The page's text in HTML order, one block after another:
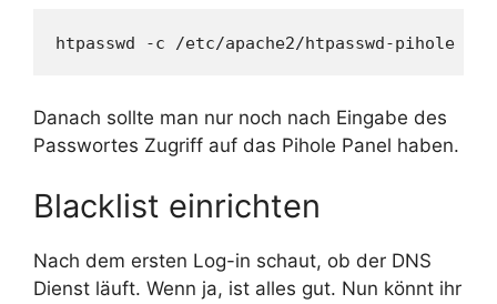
htpasswd -c /etc/apache2/htpasswd-pihole
Danach sollte man nur noch nach Eingabe des
Passwortes Zugriff auf das Pihole Panel haben.
Blacklist einrichten
Nach dem ersten Log-in schaut, ob der DNS
Dienst läuft. Wenn ja, ist alles gut. Nun könnt ihr